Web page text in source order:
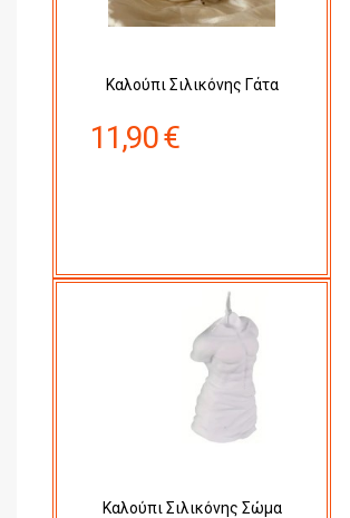
Καλούπι Σιλικόνης Γάτα
11,90 €
Καλούπι Σιλικόνης Σώμα